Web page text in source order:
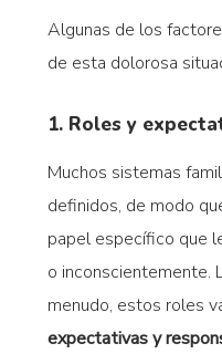
Algunas de los
de esta dolorosa
1. Roles y
Muchos sistemas
definidos, de modo
papel específico que
o inconscientemente.
menudo, estos roles
expectativas y